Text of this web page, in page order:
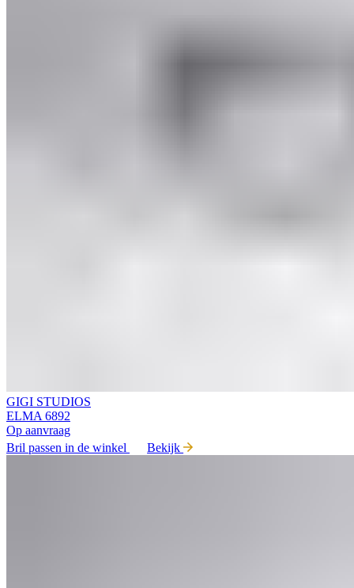
GIGI STUDIOS
ELMA 6892
Op aanvraag
Bril passen in de winkel
Bekijk